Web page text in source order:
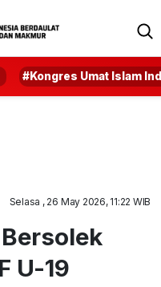
#Kongres Umat Islam
Selasa , 26 May 2026, 11:22 WIB
U-19